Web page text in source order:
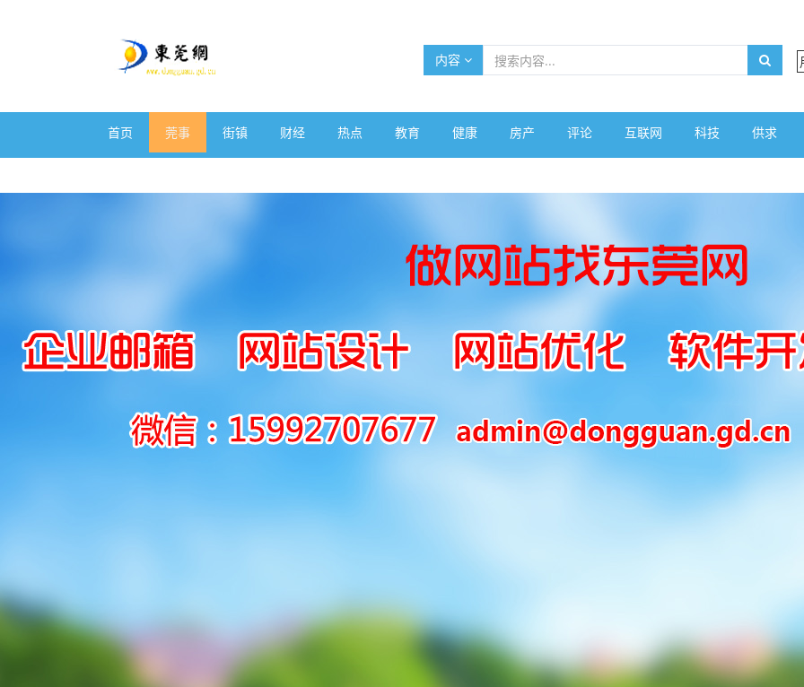
内容
首页 莞事 街镇 财经 热点 教育 健康 房产 评论 互联网 科技 供求